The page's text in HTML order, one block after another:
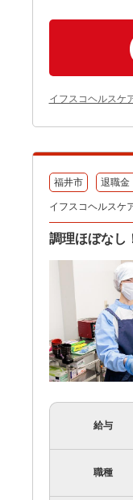
イフスコヘルスケ
福井市 退職金
イフスコヘルスケ
調理ほぼなし
給与
職種